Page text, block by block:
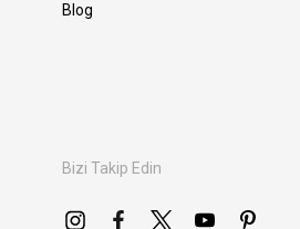
Blog
Bizi Takip Edin